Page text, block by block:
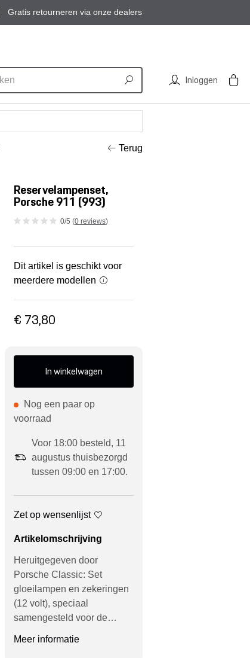
Gratis retourneren via onze dealers
Inloggen
Terug
Reservelampenset,
Porsche 911 (993)
0/5 (0 reviews)
Dit artikel is geschikt voor
meerdere modellen
€ 73,80
In winkelwagen
Nog een paar op
voorraad
Voor 18:00 besteld, 11
augustus thuisbezorgd
tussen 09:00 en 17:00.
Zet op wensenlijst
Artikelomschrijving
Heruitgegeven door
Porsche Classic: Set
gloeilampen en zekeringen
(12 volt), speciaal
samengesteld voor de…
Meer informatie